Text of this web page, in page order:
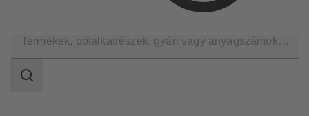
tartomány
Keresési